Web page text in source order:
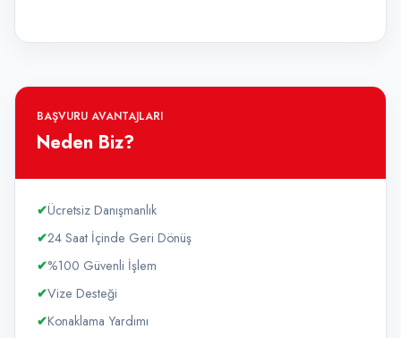
BAŞVURU AVANTAJLARI
Neden Biz?
✔Ücretsiz Danışmanlık
✔24 Saat İçinde Geri Dönüş
✔%100 Güvenli İşlem
✔Vize Desteği
✔Konaklama Yardımı